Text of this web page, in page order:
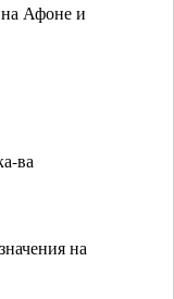
Афоне и
ва
на